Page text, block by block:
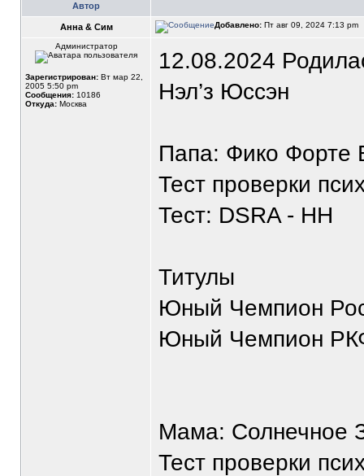
Автор
Анна & Сим Добавлено: Пт авг 09, 2024 7:13 pm
Администратор
Зарегистрирован: Вт мар 22,
2005 5:50 pm
Сообщения: 10186
Откуда: Москва
12.08.2024
Нэл’з Юссэн
Папа: Фико
Тест проверки
Тест: DSRA - HH
Титулы
Юный Чемпион
Юный Чемпион
Мама: Солнечное
Тест проверки